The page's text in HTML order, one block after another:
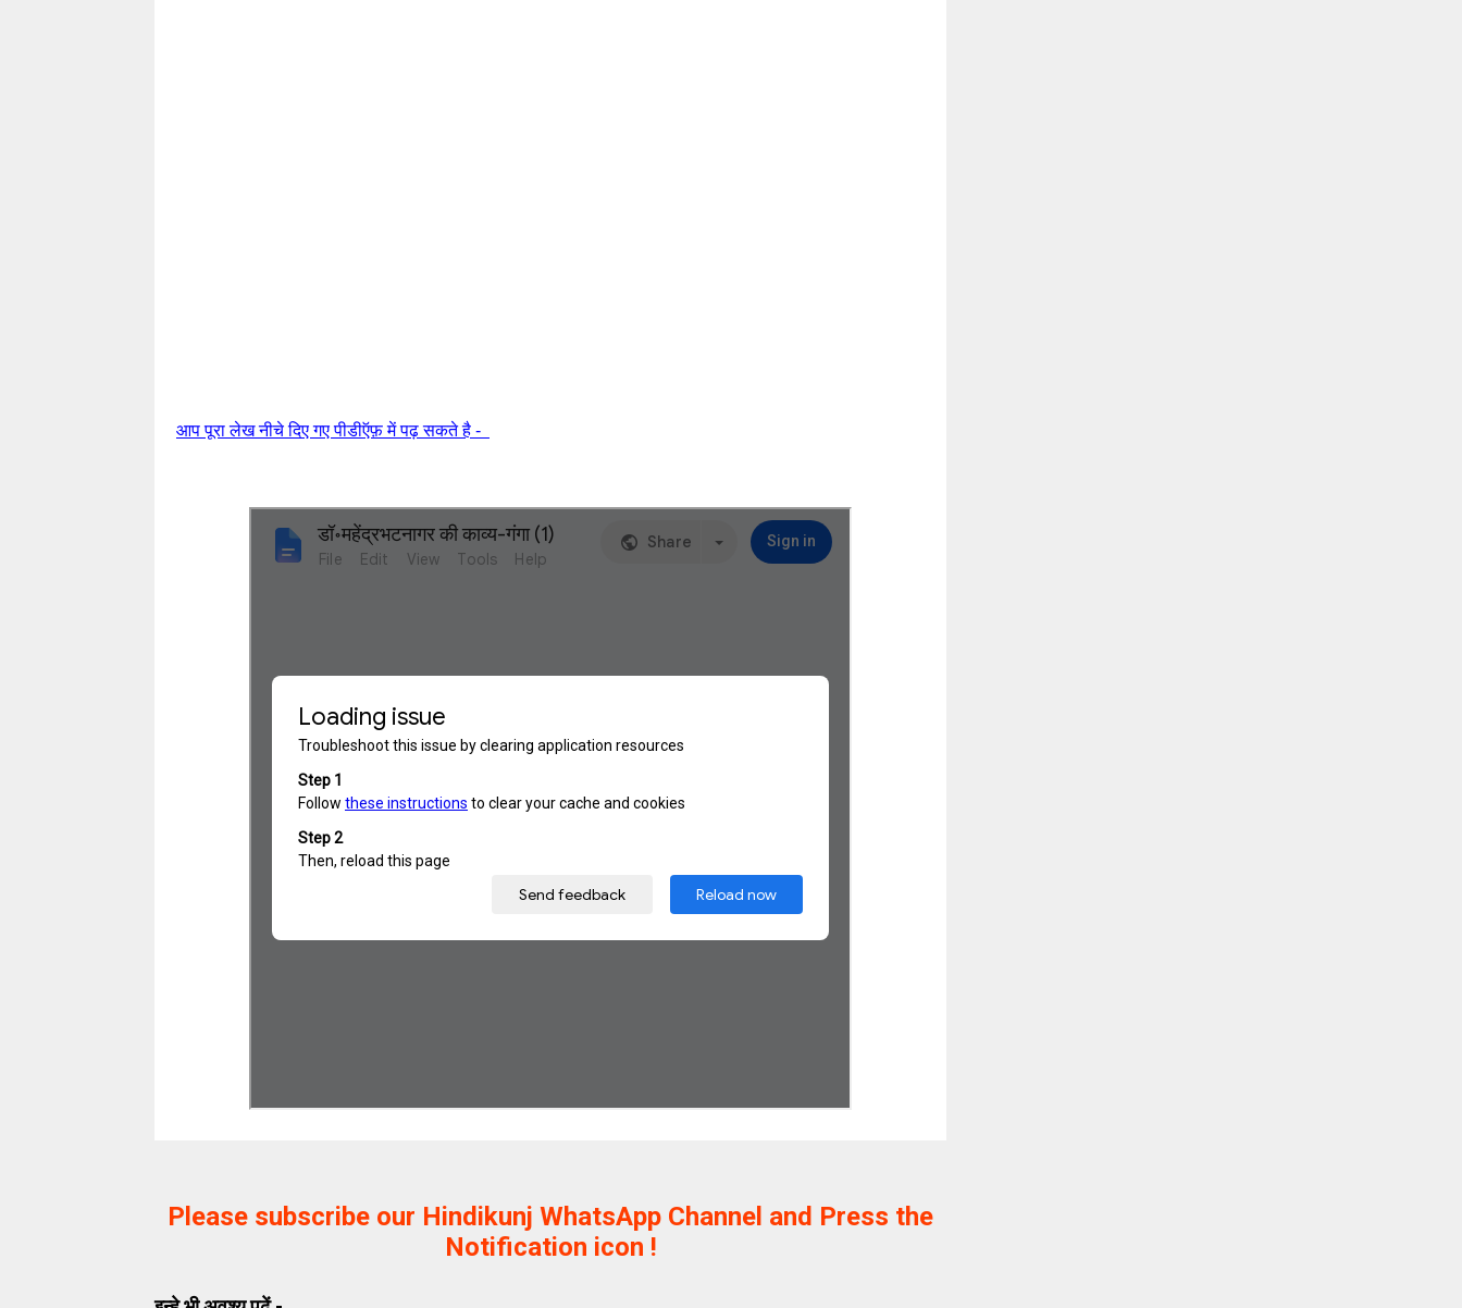
आप पूरा लेख नीचे दिए गए पीडीऍफ़ में पढ़ सकते है -
Please subscribe our Hindikunj WhatsApp Channel and Press the
Notification icon !